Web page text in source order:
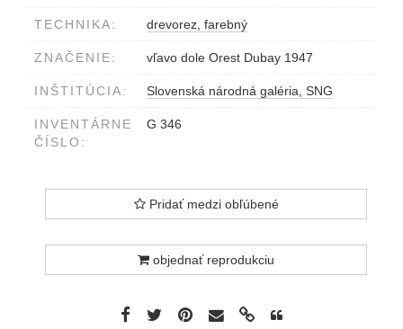
TECHNIKA: drevorez, farebný
ZNAČENIE: vľavo dole Orest Dubay 1947
INŠTITÚCIA: Slovenská národná galéria, SNG
INVENTÁRNE
ČÍSLO:
G 346
Pridať medzi obľúbené
objednať reprodukciu